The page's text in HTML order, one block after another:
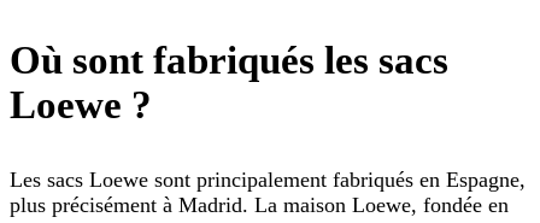
Où sont fabriqués les sacs
Loewe ?
Les sacs Loewe sont principalement fabriqués en Espagne,
plus précisément à Madrid. La maison Loewe, fondée en